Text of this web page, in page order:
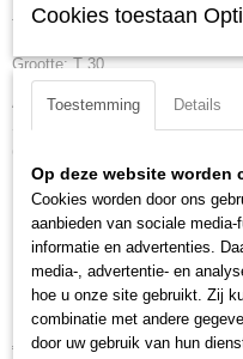
7612206033350
305330
Totale lengte: 30 mm
Grootte: T 30
Aandrijfgrootte: 5/16 inch
Kraftwerk 2035T30 Krachtbit
€ 3,28
Cookies toestaan
Toestemming Details
Op deze website worden
Cookies worden door ons
aanbieden van sociale
informatie en advertenties.
media-, advertentie- en
hoe u onze site gebruikt. Zij
combinatie met andere
door uw gebruik van hun